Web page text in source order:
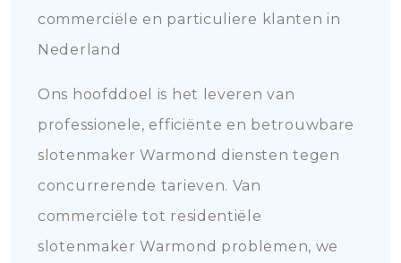
commerciële en particuliere klanten in
Nederland
Ons hoofddoel is het leveren van
professionele, efficiënte en betrouwbare
slotenmaker Warmond diensten tegen
concurrerende tarieven. Van
commerciële tot residentiële
slotenmaker Warmond problemen, we